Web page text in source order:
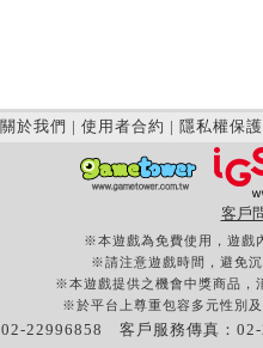
關於我們 | 使用者合約 | 隱私權保護
客戶
※本遊戲為免費使用，遊戲
※請注意遊戲時間，避免
※本遊戲提供之機會中獎商品，
※於平台上尊重包容多元性別
02-22996858 客戶服務傳真：